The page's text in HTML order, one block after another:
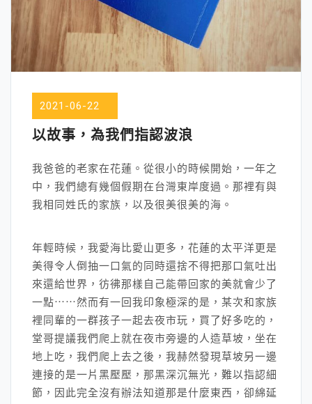
2021-06-22
以故事，為我們指認波浪
我爸爸的老家在花蓮。從很小的時候開始，一年之
中，我們總有幾個假期在台灣東岸度過。那裡有與
我相同姓氏的家族，以及很美很美的海。
年輕時候，我愛海比愛山更多，花蓮的太平洋更是
美得令人倒抽一口氣的同時還捨不得把那口氣吐出
來還給世界，彷彿那樣自己能帶回家的美就會少了
一點⋯⋯然而有一回我印象極深的是，某次和家族
裡同輩的一群孩子一起去夜市玩，買了好多吃的，
堂哥提議我們爬上就在夜市旁邊的人造草坡，坐在
地上吃，我們爬上去之後，我赫然發現草坡另一邊
連接的是一片黑壓壓，那黑深沉無光，難以指認細
節，因此完全沒有辦法知道那是什麼東西，卻綿延